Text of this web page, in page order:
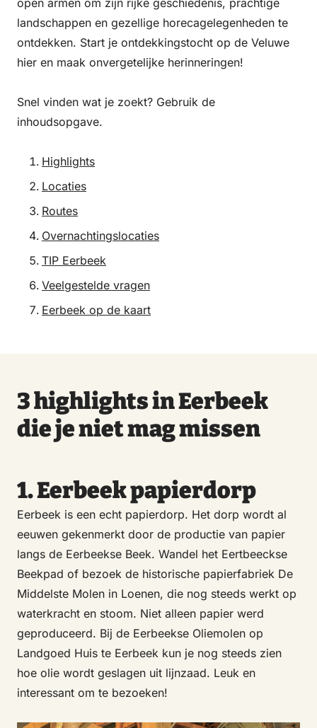
open armen om zijn rijke geschiedenis, prachtige
landschappen en gezellige horecagelegenheden te
ontdekken. Start je ontdekkingstocht op de Veluwe
hier en maak onvergetelijke herinneringen!
Snel vinden wat je zoekt? Gebruik de
inhoudsopgave.
Highlights
Locaties
Routes
Overnachtingslocaties
TIP Eerbeek
Veelgestelde vragen
Eerbeek op de kaart
3 highlights in Eerbeek
die je niet mag missen
1. Eerbeek papierdorp
Eerbeek is een echt papierdorp. Het dorp wordt al
eeuwen gekenmerkt door de productie van papier
langs de Eerbeekse Beek. Wandel het Eertbeeckse
Beekpad of bezoek de historische papierfabriek De
Middelste Molen in Loenen, die nog steeds werkt op
waterkracht en stoom. Niet alleen papier werd
geproduceerd. Bij de Eerbeekse Oliemolen op
Landgoed Huis te Eerbeek kun je nog steeds zien
hoe olie wordt geslagen uit lijnzaad. Leuk en
interessant om te bezoeken!